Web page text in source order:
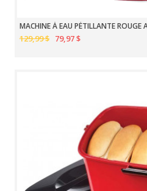
MACHINE À EAU PÉTILLANTE ROUGE
129,99 $ 79,97 $